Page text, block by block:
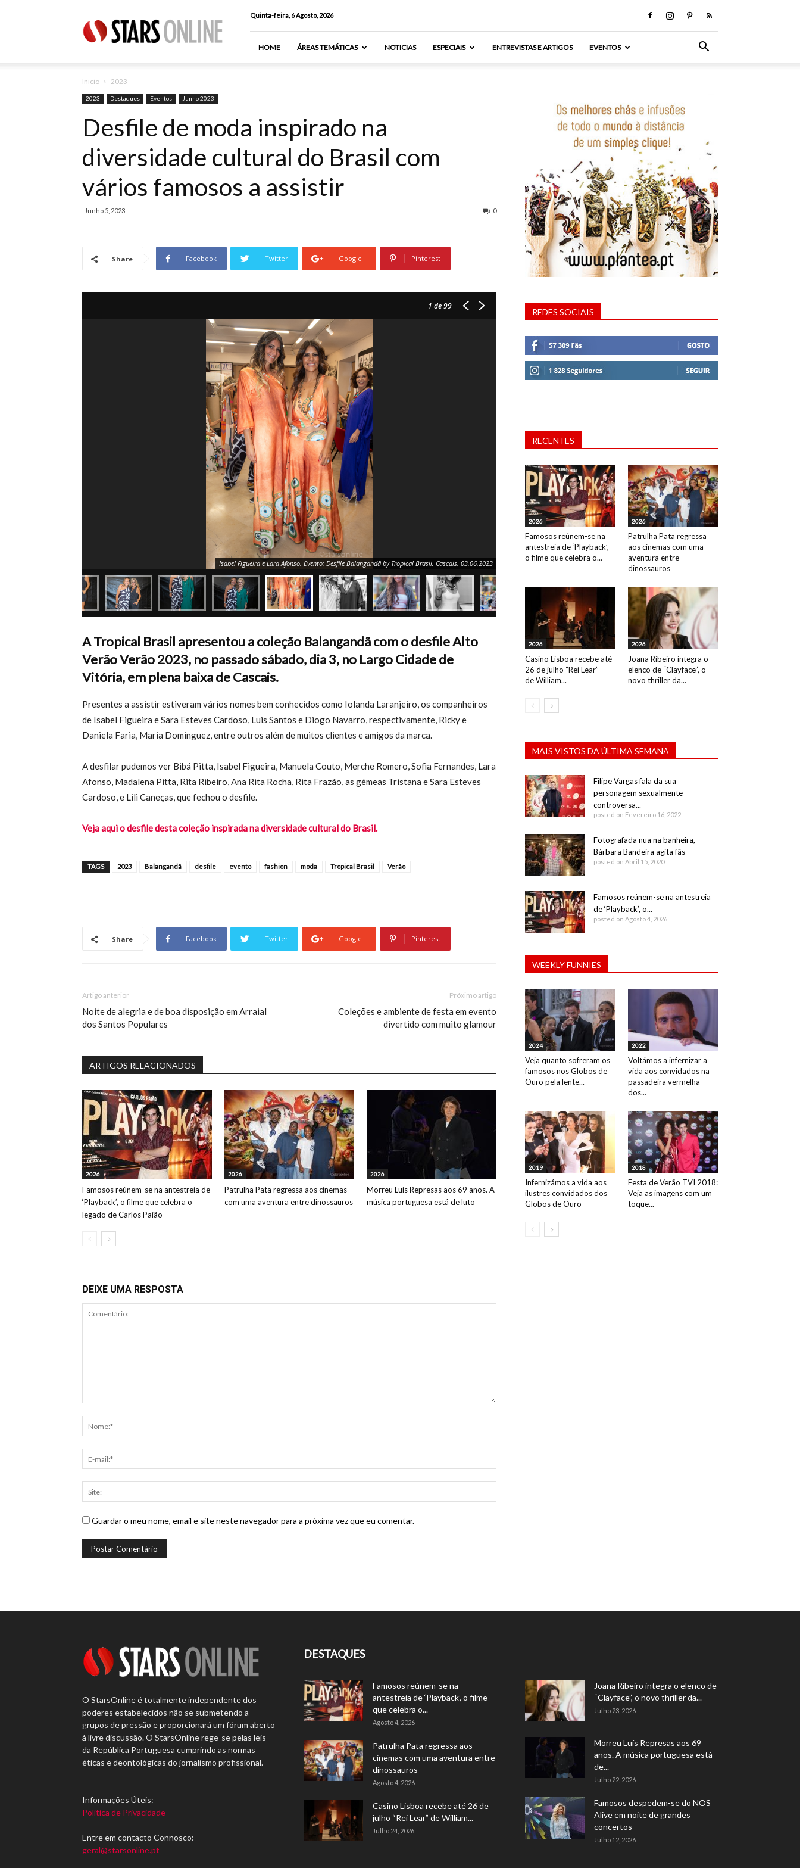
Online
Quinta-feira, 6 Agosto, 2026
HOME ÁREAS TEMÁTICAS NOTICIAS ESPECIAIS ENTREVISTAS E ARTIGOS EVENTOS
Inicio 2023
2023 Destaques Eventos Junho 2023
Desfile de moda inspirado na
diversidade cultural do Brasil com
vários famosos a assistir
Junho 5, 2023 0
Share Facebook Twitter Google+ Pinterest
1 de 99
Isabel Figueira e Lara Afonso. Evento: Desfile Balangandã by Tropical Brasil, Cascais. 03.06.2023 Rita Ribeiro e Manuela Couto. Evento: Desfile
A Tropical Brasil apresentou a coleção Balangandã com o desfile Alto
Verão Verão 2023, no passado sábado, dia 3, no Largo Cidade de
Vitória, em plena baixa de Cascais.
Presentes a assistir estiveram vários nomes bem conhecidos como Iolanda Laranjeiro, os companheiros
de Isabel Figueira e Sara Esteves Cardoso, Luis Santos e Diogo Navarro, respectivamente, Ricky e
Daniela Faria, Maria Dominguez, entre outros além de muitos clientes e amigos da marca.
A desfilar pudemos ver Bibá Pitta, Isabel Figueira, Manuela Couto, Merche Romero, Sofia Fernandes, Lara
Afonso, Madalena Pitta, Rita Ribeiro, Ana Rita Rocha, Rita Frazão, as gémeas Tristana e Sara Esteves
Cardoso, e Lili Caneças, que fechou o desfile.
Veja aqui o desfile desta coleção inspirada na diversidade cultural do Brasil.
TAGS 2023 Balangandã desfile evento fashion moda Tropical Brasil Verão
Share Facebook Twitter Google+ Pinterest
Artigo anterior
Noite de alegria e de boa disposição em Arraial
dos Santos Populares
Próximo artigo
Coleções e ambiente de festa em evento
divertido com muito glamour
ARTIGOS RELACIONADOS
2026
Famosos reúnem-se na antestreia de
‘Playback’, o filme que celebra o
legado de Carlos Paião
2026
Patrulha Pata regressa aos cinemas
com uma aventura entre dinossauros
2026
Morreu Luís Represas aos 69 anos. A
música portuguesa está de luto
DEIXE UMA RESPOSTA
Guardar o meu nome, email e site neste navegador para a próxima vez que eu comentar.
REDES SOCIAIS
RECENTES
2026
Famosos reúnem-se na
antestreia de ‘Playback’,
o filme que celebra o...
2026
Patrulha Pata regressa
aos cinemas com uma
aventura entre
dinossauros
2026
Casino Lisboa recebe até
26 de julho “Rei Lear”
de William...
2026
Joana Ribeiro integra o
elenco de “Clayface”, o
novo thriller da...
MAIS VISTOS DA ÚLTIMA SEMANA
Filipe Vargas fala da sua
personagem sexualmente
controversa...
posted on Fevereiro 16, 2022
Fotografada nua na banheira,
Bárbara Bandeira agita fãs
posted on Abril 15, 2020
Famosos reúnem-se na antestreia
de ‘Playback’, o...
posted on Agosto 4, 2026
WEEKLY FUNNIES
2024
Veja quanto sofreram os
famosos nos Globos de
Ouro pela lente...
2022
Voltámos a infernizar a
vida aos convidados na
passadeira vermelha
dos...
2019
Infernizámos a vida aos
ilustres convidados dos
Globos de Ouro
2018
Festa de Verão TVI 2018:
Veja as imagens com um
toque...
O StarsOnline é totalmente independente dos
poderes estabelecidos não se submetendo a
grupos de pressão e proporcionará um fórum aberto
à livre discussão. O StarsOnline rege-se pelas leis
da República Portuguesa cumprindo as normas
éticas e deontológicas do jornalismo profissional.
Informações Úteis:
Política de Privacidade
Entre em contacto Connosco:
geral@starsonline.pt
DESTAQUES
Famosos reúnem-se na
antestreia de ‘Playback’, o filme
que celebra o...
Agosto 4, 2026
Patrulha Pata regressa aos
cinemas com uma aventura entre
dinossauros
Agosto 4, 2026
Casino Lisboa recebe até 26 de
julho “Rei Lear” de William...
Julho 24, 2026
Joana Ribeiro integra o elenco de
“Clayface”, o novo thriller da...
Julho 23, 2026
Morreu Luís Represas aos 69
anos. A música portuguesa está
de...
Julho 22, 2026
Famosos despedem-se do NOS
Alive em noite de grandes
concertos
Julho 12, 2026